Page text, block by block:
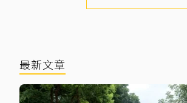
最新文章